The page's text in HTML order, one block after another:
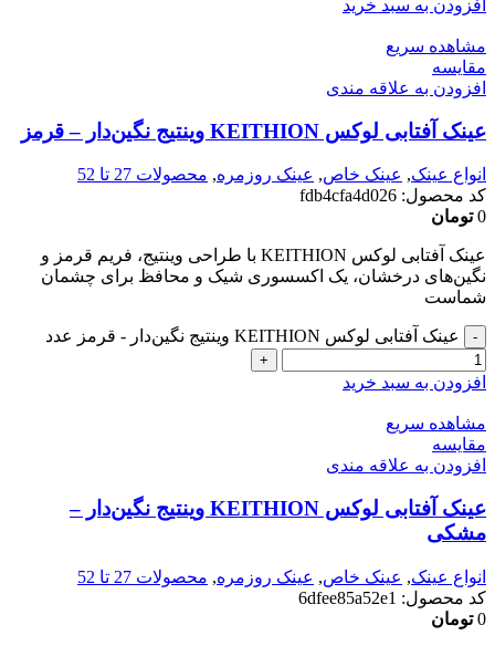
افزودن به سبد خرید
مشاهده سریع
مقایسه
افزودن به علاقه مندی
عینک آفتابی لوکس KEITHION وینتیج نگین‌دار – قرمز
انواع عینک, عینک خاص, عینک روزمره, محصولات 27 تا 52
کد محصول: fdb4cfa4d026
0 تومان
عینک آفتابی لوکس KEITHION با طراحی وینتیج، فریم قرمز و
نگین‌های درخشان، یک اکسسوری شیک و محافظ برای چشمان
شماست
عینک آفتابی لوکس KEITHION وینتیج نگین‌دار - قرمز عدد
افزودن به سبد خرید
مشاهده سریع
مقایسه
افزودن به علاقه مندی
عینک آفتابی لوکس KEITHION وینتیج نگین‌دار –
مشکی
انواع عینک, عینک خاص, عینک روزمره, محصولات 27 تا 52
کد محصول: 6dfee85a52e1
0 تومان